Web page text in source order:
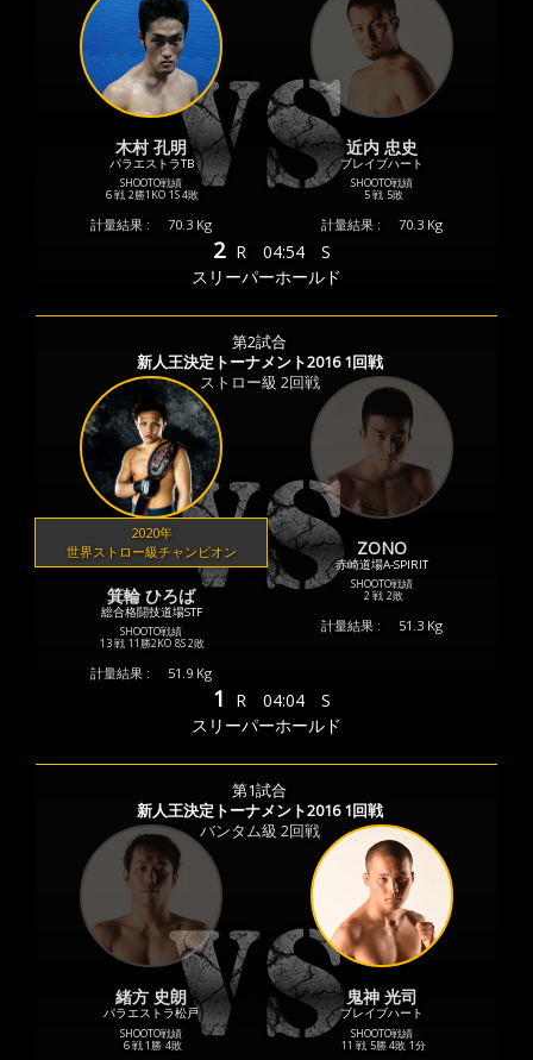
木村 孔明
パラエストラTB
SHOOTO戦績
6 戦 2勝1KO 1S 4敗
計量結果 : 70.3 Kg
近内 忠史
ブレイブハート
SHOOTO戦績
5 戦 5敗
計量結果 : 70.3 Kg
2 R 04:54
S
スリーパーホールド
第2試合
新人王決定トーナメント2016 1回戦
ストロー級 2回戦
2020年
世界ストロー級チャンピオン
箕輪 ひろば
総合格闘技道場STF
SHOOTO戦績
13 戦 11勝2KO 8S 2敗
計量結果 : 51.9 Kg
ZONO
赤崎道場A-SPIRIT
SHOOTO戦績
2 戦 2敗
計量結果 : 51.3 Kg
1 R 04:04
S
スリーパーホールド
第1試合
新人王決定トーナメント2016 1回戦
バンタム級 2回戦
緒方 史朗
パラエストラ松戸
SHOOTO戦績
6 戦 1勝 4敗
鬼神 光司
ブレイブハート
SHOOTO戦績
11 戦 5勝 4敗 1分